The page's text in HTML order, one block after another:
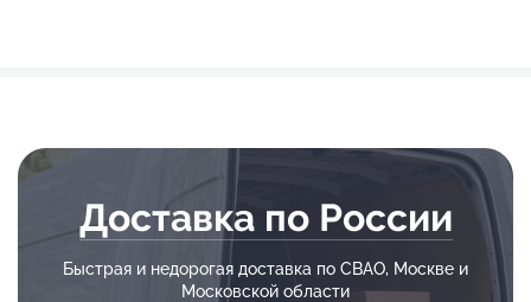
Доставка по России
Быстрая и недорогая доставка по СВАО, Москве и
Московской области